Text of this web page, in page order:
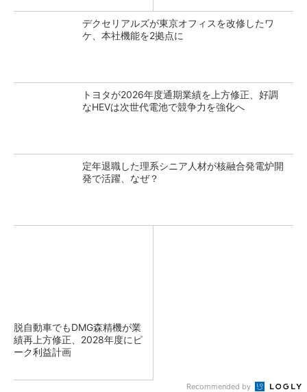
デクセリアルズが東京オフィスを改修したワ
ケ、本社機能を2拠点に
トヨタが2026年度通期業績を上方修正、好調
なHEVは次世代電池で競争力を強化へ
定年退職した理系シニア人材が核融合発電炉開
発で活躍、なぜ？
脱自動車でもDMG森精機が業
績再上方修正、2028年度にピ
ーク利益計画
Recommended by